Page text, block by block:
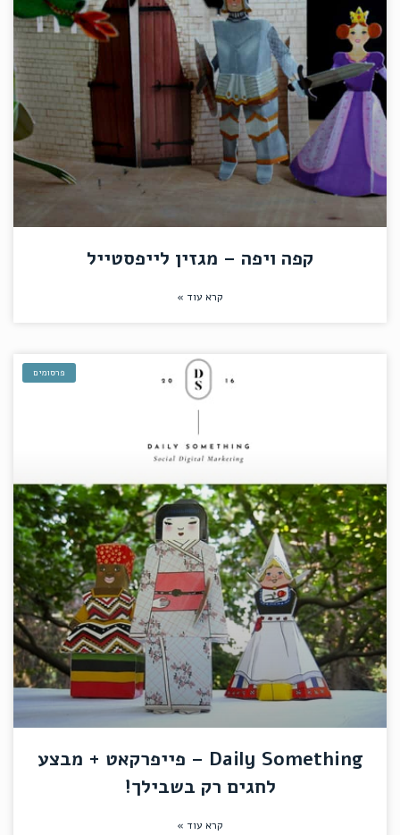
קפה ויפה – מגזין לייפסטייל
קרא עוד »
פרסומים
Daily Something – פייפרקאט + מבצע
לחגים רק בשבילך!
קרא עוד »